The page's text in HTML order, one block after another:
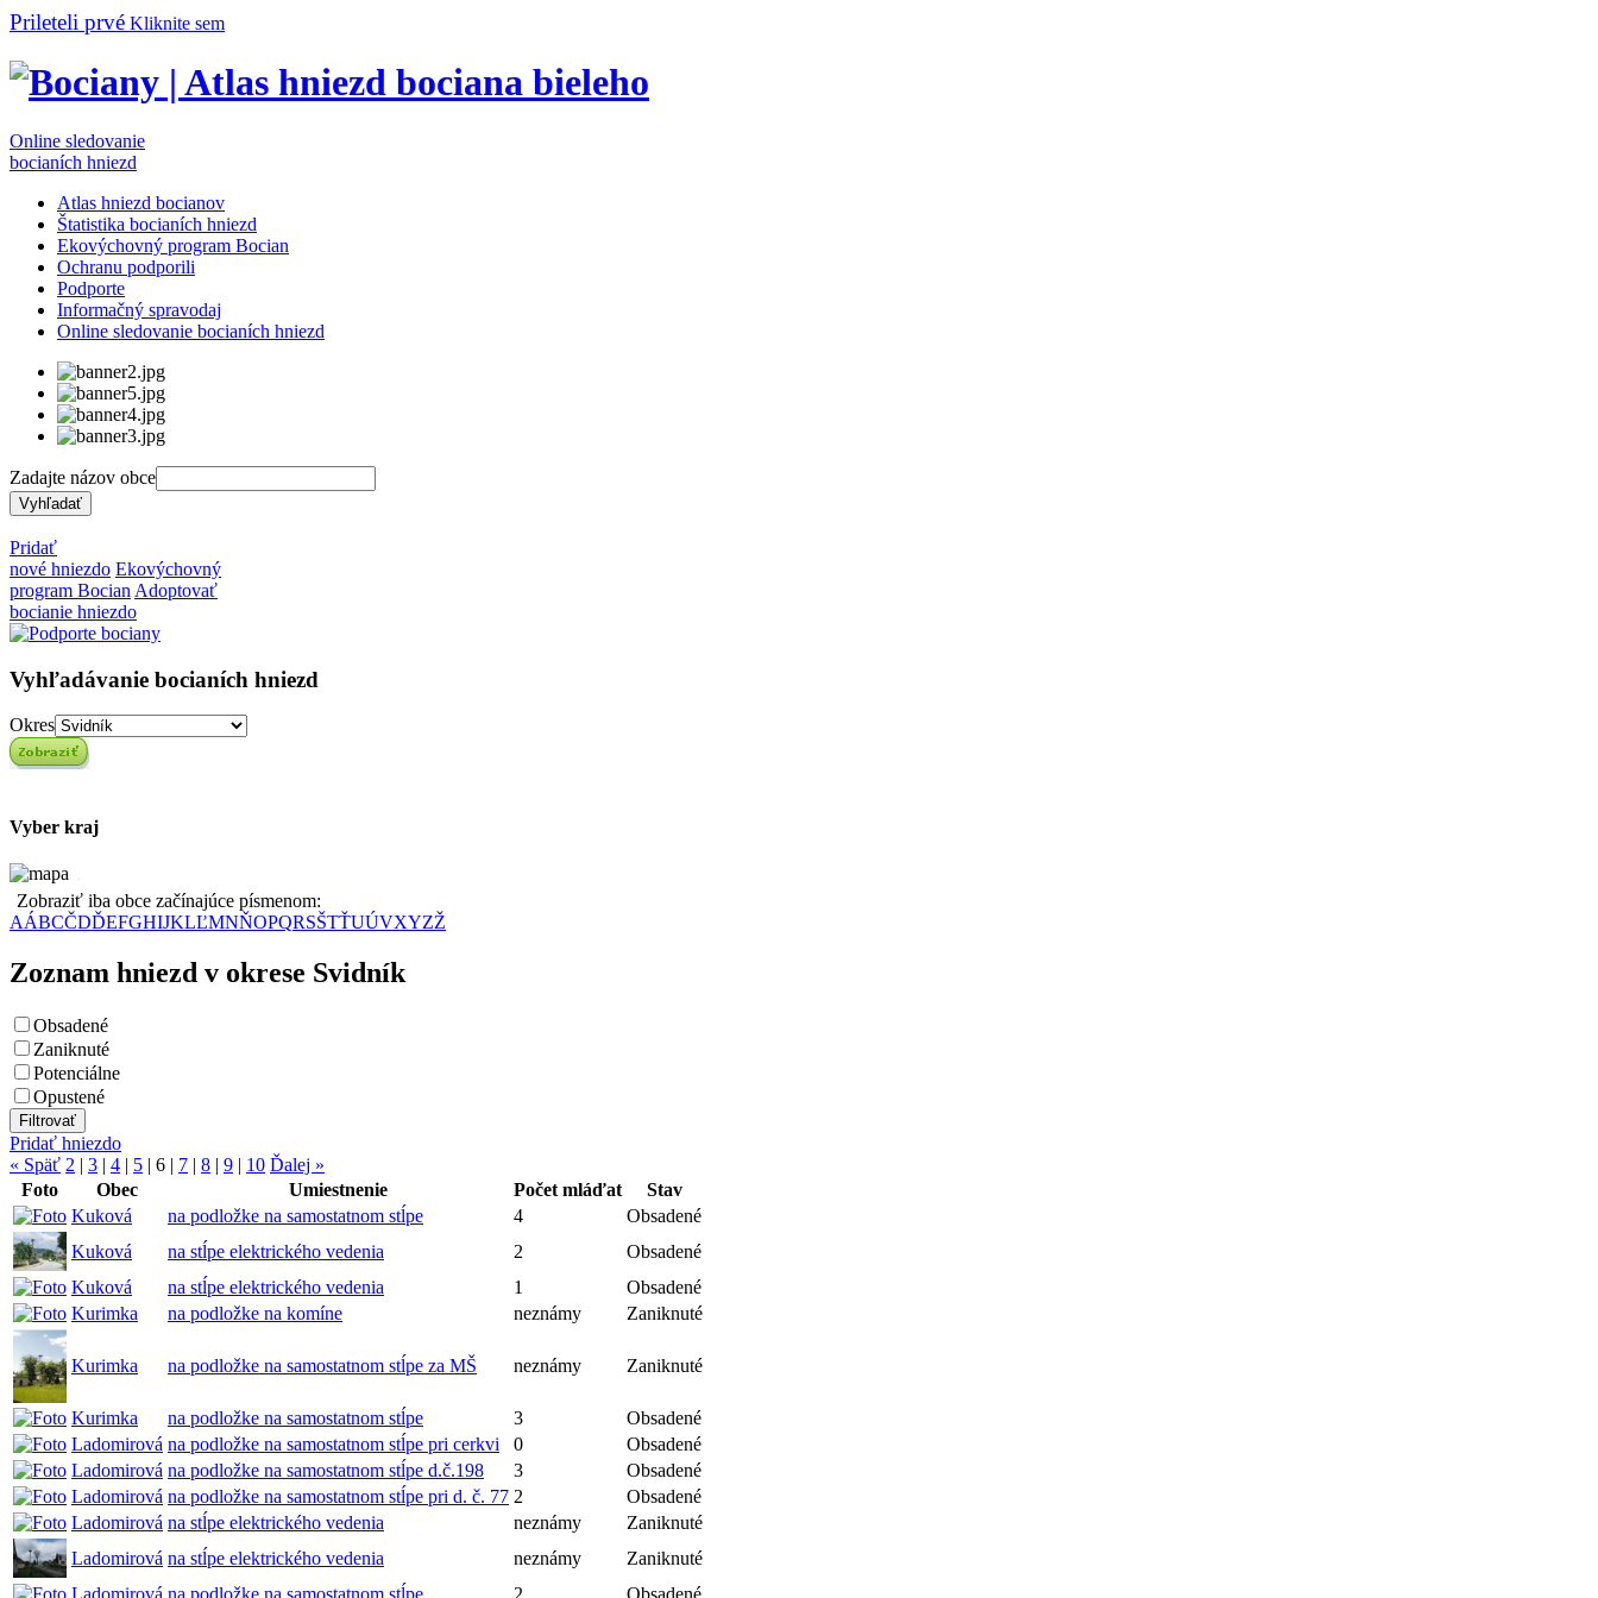
Prileteli prvé Kliknite sem
Online sledovanie
bocianích hniezd
Atlas hniezd bocianov
Štatistika bocianích hniezd
Ekovýchovný program Bocian
Ochranu podporili
Podporte
Informačný spravodaj
Online sledovanie bocianích hniezd
Zadajte názov obce
Pridať
nové hniezdo Ekovýchovný
program Bocian Adoptovať
bocianie hniezdo
Vyhľadávanie bocianích hniezd
Okres
Vyber kraj
Zobraziť iba obce začínajúce písmenom:
AÁBCČDĎEFGHIJKLĽMNŇOPQRSŠTŤUÚVXYZŽ
Zoznam hniezd v okrese Svidník
Obsadené
Zaniknuté
Potenciálne
Opustené
Pridať hniezdo
« Späť 2 | 3 | 4 | 5 | 6 | 7 | 8 | 9 | 10 Ďalej »
Foto
Obec Umiestnenie Počet mláďat
Stav
Kuková
na podložke na samostatnom stĺpe 4
Obsadené
Kuková
na stĺpe elektrického vedenia 2
Obsadené
Kuková
na stĺpe elektrického vedenia 1
Obsadené
Kurimka
na podložke na komíne neznámy Zaniknuté
Kurimka na podložke na samostatnom stĺpe za MŠ neznámy Zaniknuté
Kurimka na podložke na samostatnom stĺpe 3
Obsadené
Ladomirová na podložke na samostatnom stĺpe pri cerkvi 0
Obsadené
Ladomirová na podložke na samostatnom stĺpe d.č.198 3
Obsadené
Ladomirová na podložke na samostatnom stĺpe pri d. č. 77 2
Obsadené
Ladomirová na stĺpe elektrického vedenia neznámy
Zaniknuté
Ladomirová na stĺpe elektrického vedenia neznámy
Zaniknuté
Ladomirová na podložke na samostatnom stĺpe 2 Obsadené